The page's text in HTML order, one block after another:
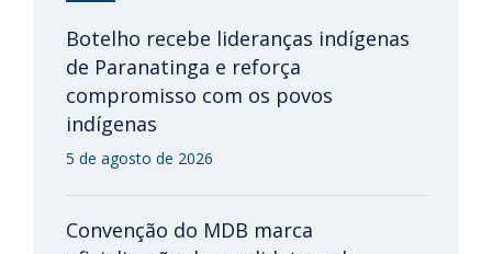
Botelho recebe lideranças indígenas
de Paranatinga e reforça
compromisso com os povos
indígenas
5 de agosto de 2026
Convenção do MDB marca